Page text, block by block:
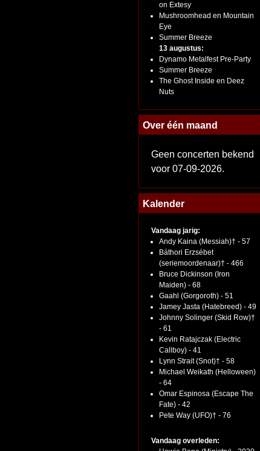
on Extesy
Mushroomhead en Mountain
Eye
Summer Breeze
13 augustus:
Dynamo Metalfest Pre-Party
Summer Breeze
The Ghost Inside en Deez
Nuts
Over één maand
Geen concerten bekend
voor 07-09-2026.
Kalender
Vandaag jarig:
Andy Kaina (Messiah)† - 57
Báthori Erzsébet
(seriemoordenaar)† - 466
Bruce Dickinson (Iron
Maiden) - 68
Gaahl (Gorgoroth) - 51
Jamey Jasta (Hatebreed) - 49
Johnny Solinger (Skid Row)†
- 61
Kevin Ratajczak (Electric
Callboy) - 41
Lynn Strait (Snot)† - 58
Michael Weikath (Helloween)
- 64
Omar Espinosa (Escape The
Fate) - 42
Pete Way (UFO)† - 76
Vandaag overleden: